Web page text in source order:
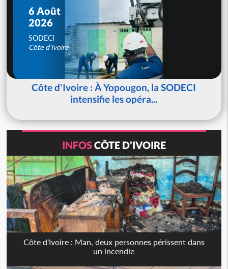
6 Août
2026
SODECI
Côte d'Ivoire
Côte d'Ivoire : À Yopougon, la SODECI
intensifie les opéra...
INFOSCÔTE D'IVOIRE
Côte d'Ivoire : Man, deux personnes périssent dans
un incendie